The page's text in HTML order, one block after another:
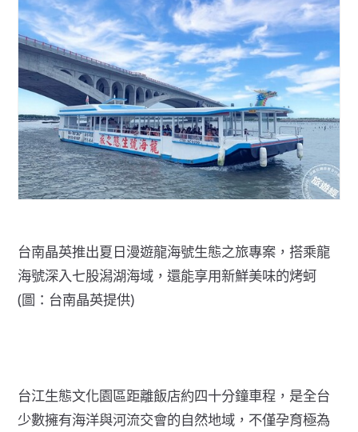
台南晶英推出夏日漫遊龍海號生態之旅專案，搭乘龍
海號深入七股潟湖海域，還能享用新鮮美味的烤蚵
(圖：台南晶英提供)
台江生態文化園區距離飯店約四十分鐘車程，是全台
少數擁有海洋與河流交會的自然地域，不僅孕育極為